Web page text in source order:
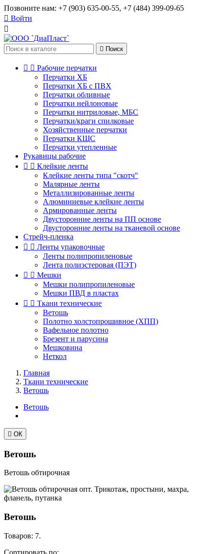
Позвоните нам: +7 (903) 635-00-55, +7 (484) 399-09-65
 Войти

 Поиск
  Рабочие перчатки
Перчатки ХБ
Перчатки ХБ с ПВХ
Перчатки обливные
Перчатки нейлоновые
Перчатки нитриловые, МБС
Перчатки/краги спилковые
Хозяйственные перчатки
Перчатки КЩС
Перчатки утепленные
Рукавицы рабочие
  Клейкие ленты
Клейкие ленты типа "скотч"
Малярные ленты
Металлизированные ленты
Алюминиевые клейкие ленты
Армированные ленты
Двусторонние ленты на ПП основе
Двусторонние ленты на тканевой основе
Стрейч-пленка
  Ленты упаковочные
Ленты полипропиленовые
Лента полиэстеровая (ПЭТ)
  Мешки
Мешки полипропиленовые
Мешки ПВД в пластах
  Ткани технические
Ветошь
Полотно холстопрошивное (ХПП)
Вафельное полотно
Брезент и парусина
Мешковина
Неткол
Главная
Ткани технические
Ветошь
Ветошь
 ОК
Ветошь
Ветошь обтирочная
Ветошь
Товаров: 7.
Сортировать по: